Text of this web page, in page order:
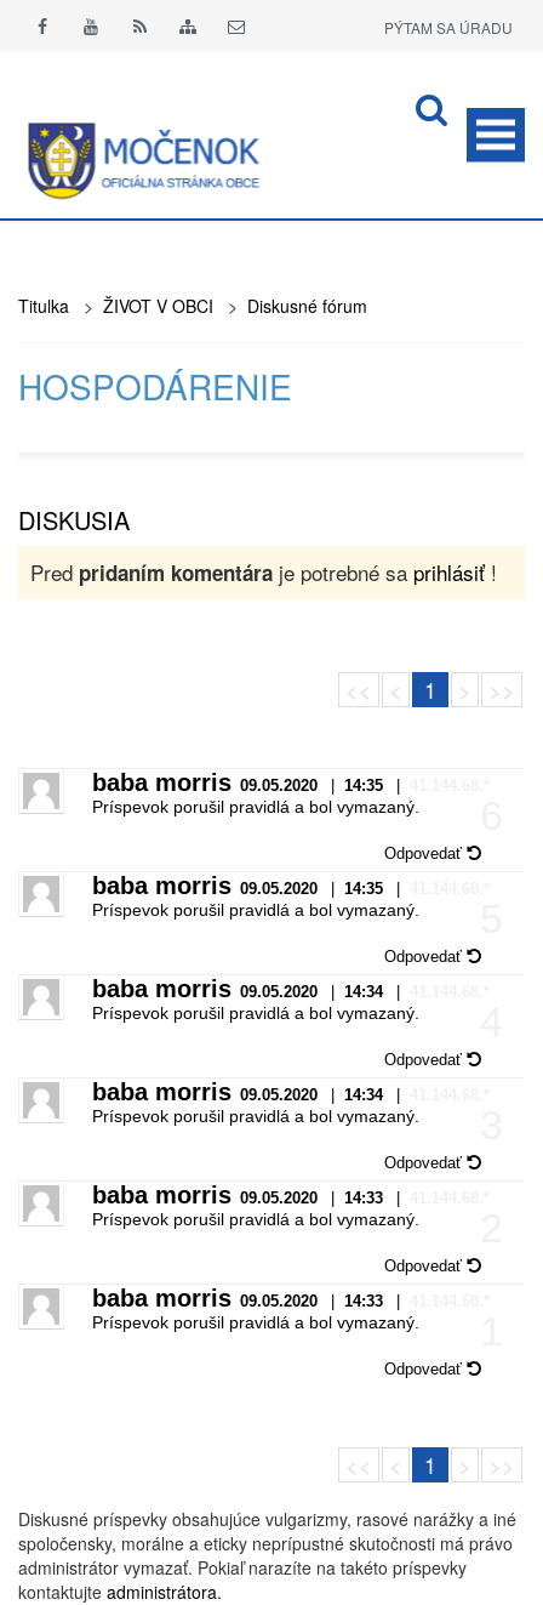
PÝTAM SA ÚRADU
Titulka > ŽIVOT V OBCI > Diskusné fórum
HOSPODÁRENIE
DISKUSIA
Pred pridaním komentára je potrebné sa prihlásiť!
<< < 1 > >>
baba morris 09.05.2020 14:35
Príspevok porušil pravidlá a bol vymazaný.
Odpovedať
baba morris 09.05.2020 14:35
Príspevok porušil pravidlá a bol vymazaný.
Odpovedať
baba morris 09.05.2020 14:34
Príspevok porušil pravidlá a bol vymazaný.
Odpovedať
baba morris 09.05.2020 14:34
Príspevok porušil pravidlá a bol vymazaný.
Odpovedať
baba morris 09.05.2020 14:33
Príspevok porušil pravidlá a bol vymazaný.
Odpovedať
baba morris 09.05.2020 14:33
Príspevok porušil pravidlá a bol vymazaný.
Odpovedať
<< < 1 > >>
Diskusné príspevky obsahujúce vulgarizmy, rasové narážky a iné
spoločensky, morálne a eticky neprípustné skutočnosti má právo
administrátor vymazať. Pokiaľ narazíte na takéto príspevky
kontaktujte administrátora.